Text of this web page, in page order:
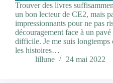
Trouver des livres
un bon lecteur de CE2, mais
impressionnants pour ne pas
découragement face à un
difficile. Je me suis longtemps
les histoires…
lillune
24 mai 2022